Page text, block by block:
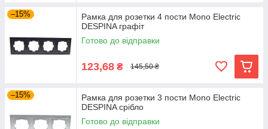
–15%
Рамка для розетки 4 пости Mono Electric
DESPINA графіт
Готово до відправки
123,68 ₴ 145,50 ₴
–15%
Рамка для розетки 3 пости Mono Electric
DESPINA срібло
Готово до відправки